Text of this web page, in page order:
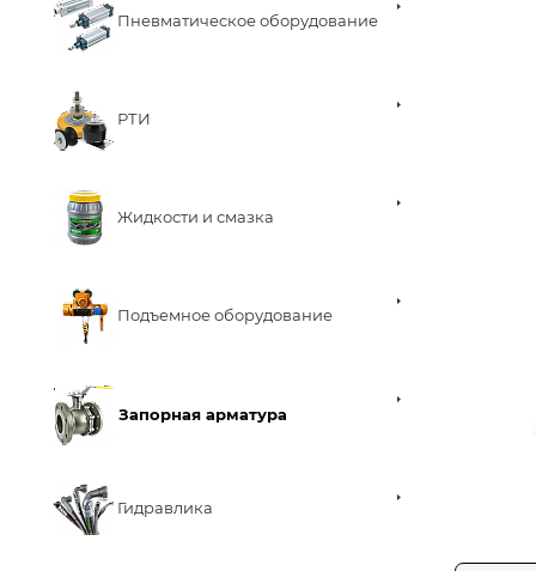
Пневматическое оборудование
РТИ
Жидкости и смазка
Подъемное оборудование
Запорная арматура
Гидравлика